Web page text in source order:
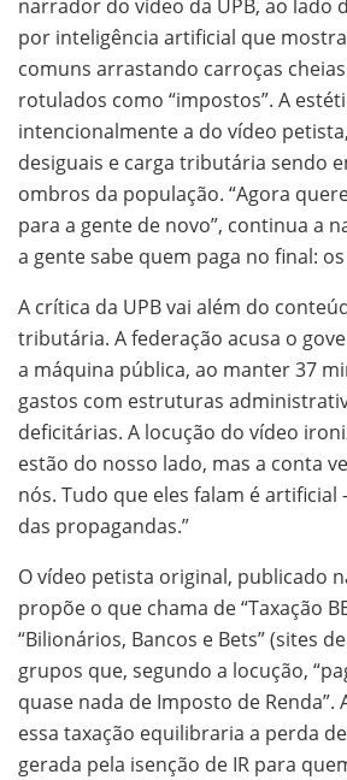
narrador do vídeo da UPB, ao lado
por inteligência artificial que
comuns arrastando carroças
rotulados como “impostos”. A
intencionalmente a do vídeo
desiguais e carga tributária sendo
ombros da população. “Agora
para a gente de novo”, continua a
a gente sabe quem paga no final:
A crítica da UPB vai além do
tributária. A federação acusa o
a máquina pública, ao manter 37
gastos com estruturas
deficitárias. A locução do vídeo
estão do nosso lado, mas a conta
nós. Tudo que eles falam é
das propagandas.”
O vídeo petista original, publicado
propõe o que chama de “Taxação
“Bilionários, Bancos e Bets” (sites
grupos que, segundo a locução,
quase nada de Imposto de Renda”.
essa taxação equilibraria a perda
gerada pela isenção de IR para